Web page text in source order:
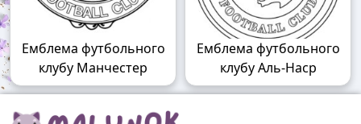
Емблема футбольного
клубу Манчестер
Емблема футбольного
клубу Аль-Наср